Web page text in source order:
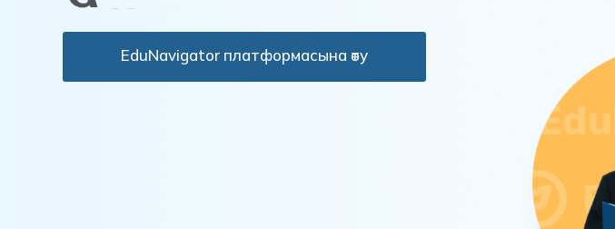
EduNavigator платформасына өту